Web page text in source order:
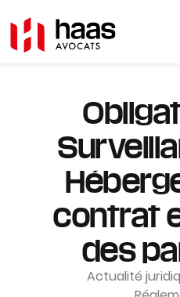
contrat
des
Actualité